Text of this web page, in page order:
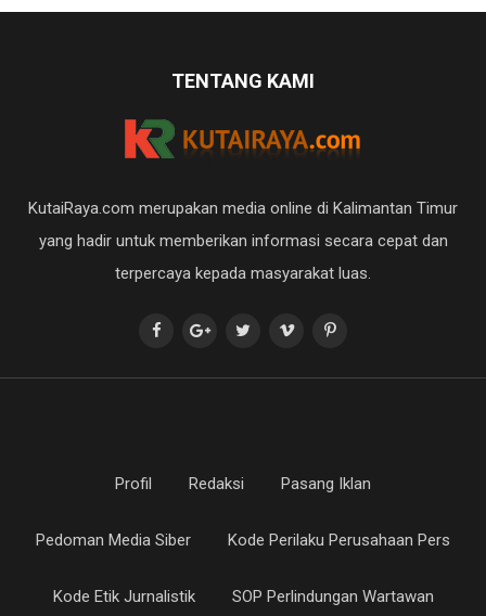
TENTANG KAMI
KutaiRaya.com merupakan media online di Kalimantan Timur
yang hadir untuk memberikan informasi secara cepat dan
terpercaya kepada masyarakat luas.
Profil Redaksi Pasang Iklan
Pedoman Media Siber Kode Perilaku Perusahaan Pers
Kode Etik Jurnalistik SOP Perlindungan Wartawan